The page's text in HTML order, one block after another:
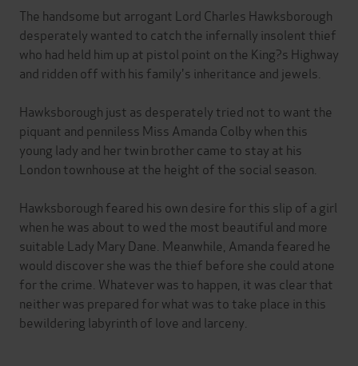
The handsome but arrogant Lord Charles Hawksborough
desperately wanted to catch the infernally insolent thief
who had held him up at pistol point on the King?s Highway
and ridden off with his family's inheritance and jewels.
Hawksborough just as desperately tried not to want the
piquant and penniless Miss Amanda Colby when this
young lady and her twin brother came to stay at his
London townhouse at the height of the social season.
Hawksborough feared his own desire for this slip of a girl
when he was about to wed the most beautiful and more
suitable Lady Mary Dane. Meanwhile, Amanda feared he
would discover she was the thief before she could atone
for the crime. Whatever was to happen, it was clear that
neither was prepared for what was to take place in this